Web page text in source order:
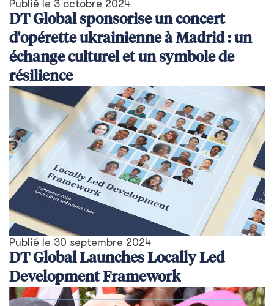
Publié le 3 octobre 2024
DT Global sponsorise un concert
d'opérette ukrainienne à Madrid : un
échange culturel et un symbole de
résilience
Publié le 30 septembre 2024
DT Global Launches Locally Led
Development Framework